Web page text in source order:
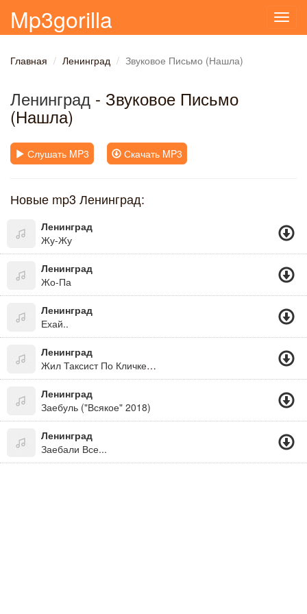
Mp3gorilla
Главная Ленинград Звуковое Письмо (Нашла)
Ленинград - Звуковое Письмо
(Нашла)
Слушать MP3 Скачать MP3
Новые mp3 Ленинград:
Ленинград
Жу-Жу
Ленинград
Жо-Па
Ленинград
Ехай..
Ленинград
Жил Таксист По Кличке Пазик, Все Проблемы По Хую
Ленинград
Заебуль ("Всякое" 2018)
Ленинград
Заебали Все...